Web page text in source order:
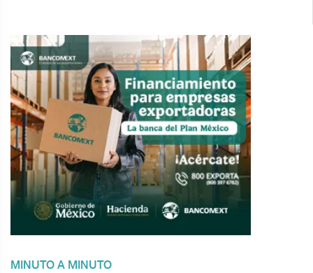
MINUTO A MINUTO